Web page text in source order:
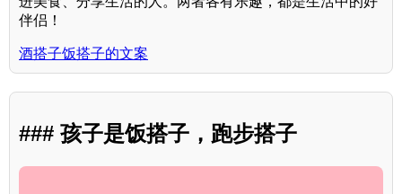
伴侣！
酒搭子饭搭子的文案
### 孩子是饭搭子，跑步搭子